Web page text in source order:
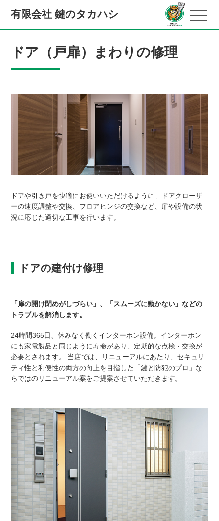
有限会社 鍵のタカハシ
ドア（戸扉）まわりの修理
ドアや引き戸を快適にお使いいただけるように、ドアクローザ
ーの速度調整や交換、フロアヒンジの交換など、扉や設備の状
況に応じた適切な工事を行います。
ドアの建付け修理
「扉の開け閉めがしづらい」、「スムーズに動かない」などの
トラブルを解消します。
24時間365日、休みなく働くインターホン設備。インターホン
にも家電製品と同じように寿命があり、定期的な点検・交換が
必要とされます。 当店では、リニューアルにあたり、セキュリ
ティ性と利便性の両方の向上を目指した「鍵と防犯のプロ」な
らではのリニューアル案をご提案させていただきます。